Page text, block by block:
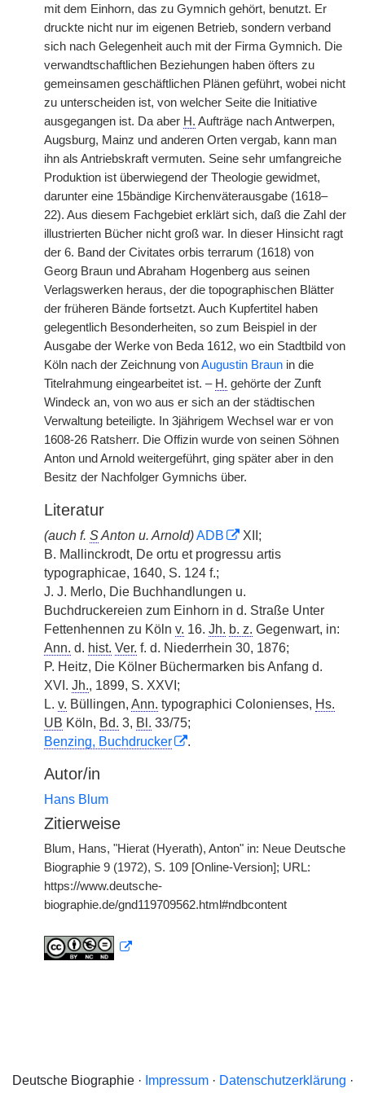
mit dem Einhorn, das zu Gymnich gehört, benutzt. Er
druckte nicht nur im eigenen Betrieb, sondern verband
sich nach Gelegenheit auch mit der Firma Gymnich. Die
verwandtschaftlichen Beziehungen haben öfters zu
gemeinsamen geschäftlichen Plänen geführt, wobei nicht
zu unterscheiden ist, von welcher Seite die Initiative
ausgegangen ist. Da aber H. Aufträge nach Antwerpen,
Augsburg, Mainz und anderen Orten vergab, kann man
ihn als Antriebskraft vermuten. Seine sehr umfangreiche
Produktion ist überwiegend der Theologie gewidmet,
darunter eine 15bändige Kirchenväterausgabe (1618–
22). Aus diesem Fachgebiet erklärt sich, daß die Zahl der
illustrierten Bücher nicht groß war. In dieser Hinsicht ragt
der 6. Band der Civitates orbis terrarum (1618) von
Georg Braun und Abraham Hogenberg aus seinen
Verlagswerken heraus, der die topographischen Blätter
der früheren Bände fortsetzt. Auch Kupfertitel haben
gelegentlich Besonderheiten, so zum Beispiel in der
Ausgabe der Werke von Beda 1612, wo ein Stadtbild von
Köln nach der Zeichnung vonAugustin Braun in die
Titelrahmung eingearbeitet ist. – H. gehörte der Zunft
Windeck an, von wo aus er sich an der städtischen
Verwaltung beteiligte. In 3jährigem Wechsel war er von
1608-26 Ratsherr. Die Offizin wurde von seinen Söhnen
Anton und Arnold weitergeführt, ging später aber in den
Besitz der Nachfolger Gymnichs über.
Literatur
(auch f. SAnton u. Arnold)ADB
XII;
B. Mallinckrodt, De ortu et progressu artis
typographicae, 1640, S. 124 f.;
J. J. Merlo, Die Buchhandlungen u.
Buchdruckereien zum Einhorn in d. Straße Unter
Fettenhennen zu Köln v. 16. Jh. b. z. Gegenwart, in:
Ann. d. hist. Ver. f. d. Niederrhein 30, 1876;
P. Heitz, Die Kölner Büchermarken bis Anfang d.
XVI. Jh., 1899, S. XXVI;
L. v. Büllingen, Ann. typographici Colonienses, Hs.
UB Köln, Bd. 3, Bl. 33/75;
Benzing, Buchdrucker
.
Autor/in
Hans Blum
Zitierweise
Blum, Hans, "Hierat (Hyerath), Anton" in: Neue Deutsche
Biographie 9 (1972), S. 109 [Online-Version]; URL:
https://www.deutsche-
biographie.de/gnd119709562.html#ndbcontent
Deutsche Biographie · Impressum· Datenschutzerklärung ·